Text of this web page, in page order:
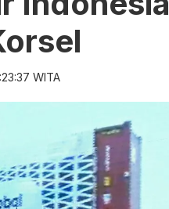
WITA